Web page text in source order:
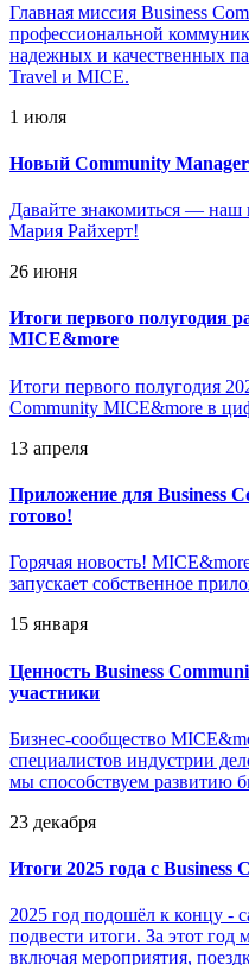
Главная миссия Business
профессиональной
надежных и качественных
Travel и MICE.
1 июля
Новый Community
Давайте знакомиться — наш
Мария Райхерт!
26 июня
Итоги первого полугодия
MICE&more
Итоги первого полугодия
Community MICE&more в
13 апреля
Приложение для Business
готово!
Горячая новость!
запускает собственное
15 января
Ценность Business
участники
Бизнес-сообщество
специалистов индустрии
мы способствуем развитию
23 декабря
Итоги 2025 года с
2025 год подошёл к концу -
подвести итоги. За этот год
включая мероприятия,